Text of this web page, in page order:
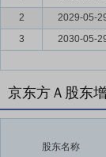
2
2029-05-
3
2030-05-
京东方Ａ股东
股东名称